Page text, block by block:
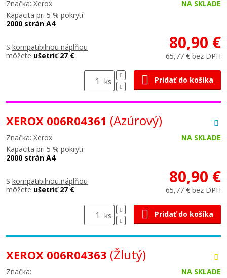
Značka: Xerox
NA SKLADE
Kapacita pri 5 % pokrytí
2000 strán A4
S kompatibilnou náplňou
môžete ušetriť 27 €
80,90 €
65,77 € bez DPH
ks Pridať do košíka
XEROX 006R04361 (Azúrový)
Značka: Xerox
NA SKLADE
Kapacita pri 5 % pokrytí
2000 strán A4
S kompatibilnou náplňou
môžete ušetriť 27 €
80,90 €
65,77 € bez DPH
ks Pridať do košíka
XEROX 006R04363 (Žlutý)
Značka:
NA SKLADE